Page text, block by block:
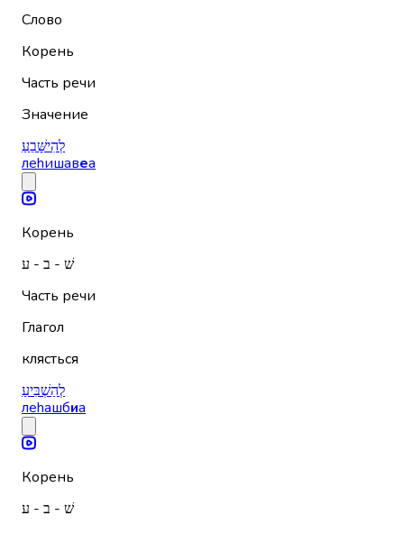
Слово
Корень
Часть речи
Значение
לְהִישָּׁבֵעַ
леhишавеа
Корень
שׁ - ב - ע
Часть речи
Глагол
клясться
לְהַשְׁבִּיעַ
леhашбиа
Корень
שׁ - ב - ע